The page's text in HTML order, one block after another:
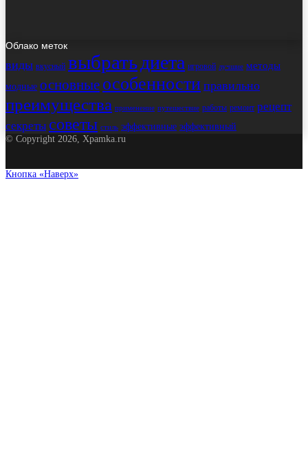
Облако меток
виды вкусный выбратьдиета игровой лучшие методы
модные основные особенности правильно
преимущества применение путешествие работы ремонт рецепт
секреты советы стиль эффективные эффективный
© Copyright 2026, Xpamka.ru
Кнопка «Наверх»